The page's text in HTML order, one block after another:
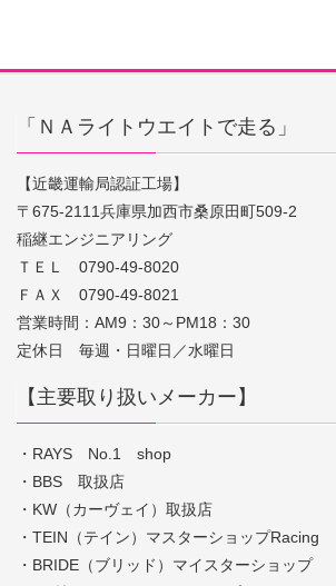
「ＮＡライトウエイトで走る」
【近畿運輸局認証工場】
〒675-2111兵庫県加西市桑原田町509-2
稲継エンジニアリング
ＴＥＬ 0790-49-8020
ＦＡＸ 0790-49-8021
営業時間：AM9：30～PM18：30
定休日 毎週・日曜日／水曜日
【主要取り扱いメーカー】
・RAYS No.1 shop
・BBS 取扱店
・KW（カーヴェイ）取扱店
・TEIN（テイン）マスターショップRacing
・BRIDE（ブリッド）マイスターショップ